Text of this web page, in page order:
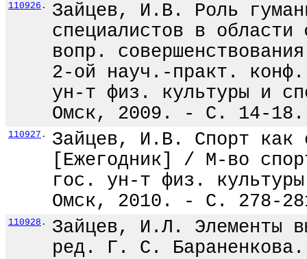
110926 .
Зайцев, И.В. Роль
специалистов в
вопр.
2-ой науч.-практ.
ун-т физ. культуры и
Омск, 2009. - С. 14-18.
110927 .
Зайцев, И.В. Спорт
[Ежегодник] / М-во
гос. ун-т физ.
Омск, 2010. - С. 278-
110928 .
Зайцев, И.Л. Элементы
ред. Г. С.